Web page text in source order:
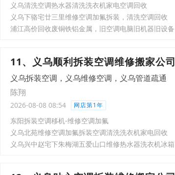
义乌清洗空调热水器清洗洗衣机家电空调回收
义乌下骆宅廿三里维修空调加氟拆装，清洗空调回收
浦江高价回收废铜铁铝金属，旧空调电脑旧机器旧设备
11、义乌顺利拆装空调维修搬家公司
义乌拆装空调，义乌维修空调，义乌管道疏通
陈翔
2026-08-08 08:54 网店第1年
东阳拆装空调移机-维修空调加氟
义乌北苑维修空调加氟拆装空调清洗洗衣机家电回收
义乌兴中赵宅下朱梅湖五爱山口维修热水器洗衣机冰箱